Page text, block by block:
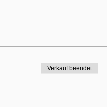
Verkauf beendet